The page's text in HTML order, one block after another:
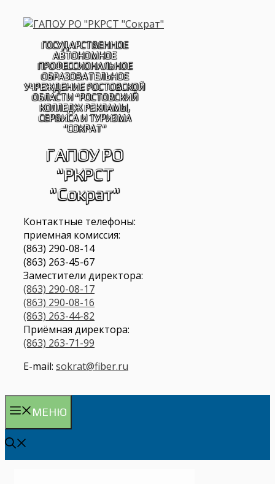
содержимому
ГОСУДАРСТВЕННОЕ
АВТОНОМНОЕ
ПРОФЕССИОНАЛЬНОЕ
ОБРАЗОВАТЕЛЬНОЕ
УЧРЕЖДЕНИЕ РОСТОВСКОЙ
ОБЛАСТИ "РОСТОВСКИЙ
КОЛЛЕДЖ РЕКЛАМЫ,
СЕРВИСА И ТУРИЗМА
"СОКРАТ"
ГАПОУ РО
"РКРСТ
"Сократ"
Контактные телефоны:
приемная комиссия:
(863) 290-08-14
(863) 263-45-67
Заместители директора:
(863) 290-08-17
(863) 290-08-16
(863) 263-44-82
Приёмная директора:
(863) 263-71-99
E-mail: sokrat@fiber.ru
МЕНЮ